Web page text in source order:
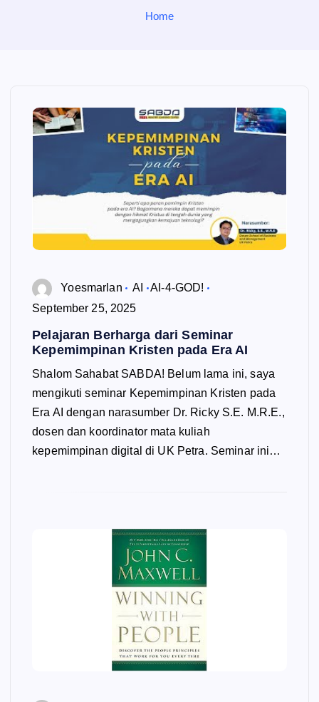
Home
Yoesmarlan AI
AI-4-GOD!
September 25, 2025
Pelajaran Berharga dari Seminar
Kepemimpinan Kristen pada Era AI
Shalom Sahabat SABDA! Belum lama ini, saya
mengikuti seminar Kepemimpinan Kristen pada
Era AI dengan narasumber Dr. Ricky S.E. M.R.E.,
dosen dan koordinator mata kuliah
kepemimpinan digital di UK Petra. Seminar ini…